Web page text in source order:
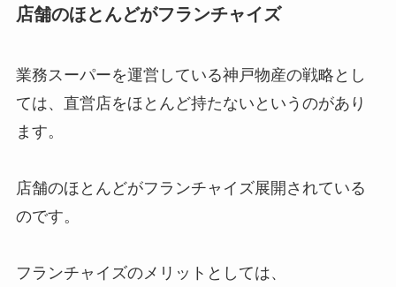
店舗のほとんどがフランチャイズ
業務スーパーを運営している神戸物産の戦略とし
ては、直営店をほとんど持たないというのがあり
ます。
店舗のほとんどがフランチャイズ展開されている
のです。
フランチャイズのメリットとしては、